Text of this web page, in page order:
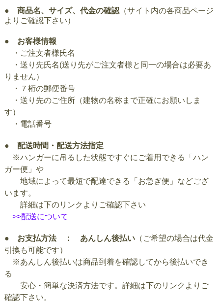
● 商品名、サイズ、代金の確認（サイト内の各商品ページ
よりご確認下さい）
● お客様情報
・ご注文者様氏名
・送り先氏名(送り先がご注文者様と同一の場合は必要あ
りません）
・７桁の郵便番号
・送り先のご住所（建物の名称まで正確にお願いしま
す）
・電話番号
● 配送時間・配送方法指定
※ハンガーに吊るした状態ですぐにご着用できる「ハン
ガー便」や
地域によって最短で配達できる「お急ぎ便」などござ
います。
詳細は下のリンクよりご確認下さい
>>配送について
● お支払方法 ： あんしん後払い（ご希望の場合は代金
引換も可能です）
※あんしん後払いは商品到着を確認してから後払いでき
る
安心・簡単な決済方法です。詳細は下のリンクよりご
確認下さい。